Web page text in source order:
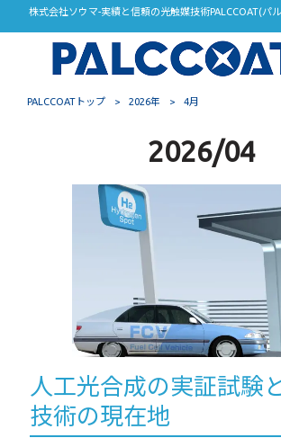
株式会社ソウマ-実績と信頼の光触媒技術PALCCOAT(パ
PALCCOATトップ > 2026年 > 4月
2026/04
人工光合成の実証試験
技術の現在地